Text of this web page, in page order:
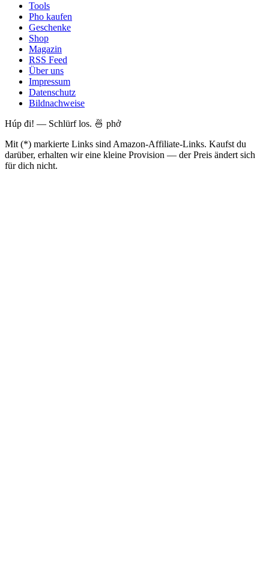
Tools
Pho kaufen
Geschenke
Shop
Magazin
RSS Feed
Über uns
Impressum
Datenschutz
Bildnachweise
Húp đi! — Schlürf los. 🍜 phở
Mit (*) markierte Links sind Amazon-Affiliate-Links. Kaufst du
darüber, erhalten wir eine kleine Provision — der Preis ändert sich
für dich nicht.